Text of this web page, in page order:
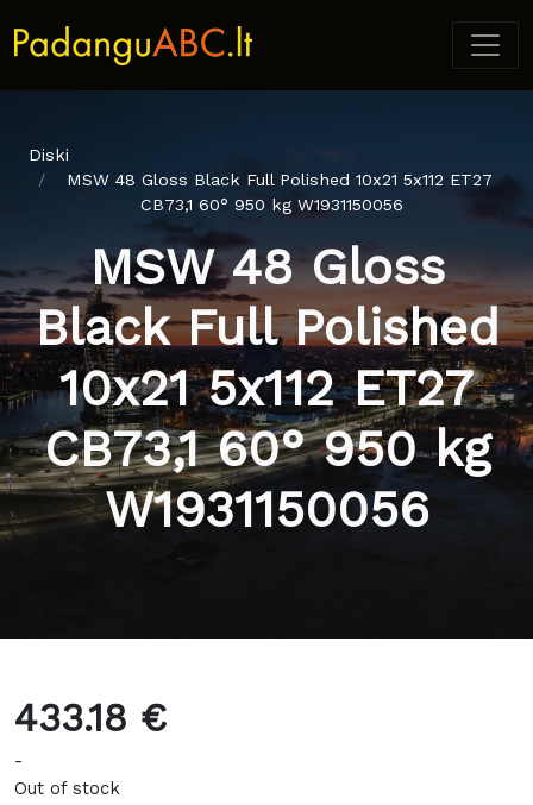
Diski
MSW 48 Gloss Black Full Polished 10x21 5x112 ET27
CB73,1 60° 950 kg W1931150056
MSW 48 Gloss
Black Full Polished
10x21 5x112 ET27
CB73,1 60° 950 kg
W1931150056
433.18 €
-
Out of stock